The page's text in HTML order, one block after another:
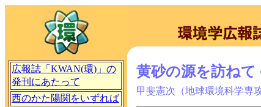
広報誌「KWAN(環)」の
発刊にあたって
西のかた陽関をいずれば
黄砂の源を訪ねて
甲斐憲次（地球環境科学専攻